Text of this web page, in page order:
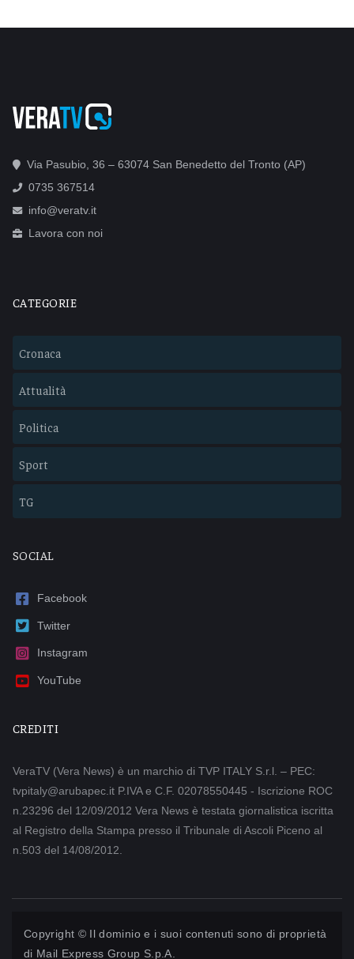
Via Pasubio, 36 – 63074 San Benedetto del Tronto (AP)
0735 367514
info@veratv.it
Lavora con noi
CATEGORIE
Cronaca
Attualità
Politica
Sport
TG
SOCIAL
Facebook
Twitter
Instagram
YouTube
CREDITI
VeraTV (Vera News) è un marchio di TVP ITALY S.r.l. – PEC:
tvpitaly@arubapec.it P.IVA e C.F. 02078550445 - Iscrizione ROC
n.23296 del 12/09/2012 Vera News è testata giornalistica iscritta
al Registro della Stampa presso il Tribunale di Ascoli Piceno al
n.503 del 14/08/2012.
Copyright © Il dominio e i suoi contenuti sono di proprietà
di Mail Express Group S.p.A.